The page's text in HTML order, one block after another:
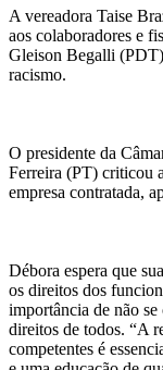
A vereadora Taise
aos colaboradores e
Gleison Begalli
racismo.
O presidente da
Ferreira (PT) criticou
empresa contratada,
Débora espera que
os direitos dos
importância de não
direitos de todos. “A
competentes é